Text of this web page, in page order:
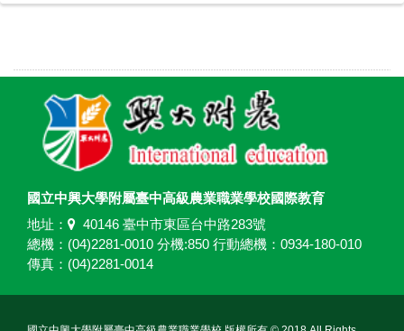
國立中興大學附屬臺中高級農業職業學校國際教育
地址：
40146 臺中市東區台中路283號
總機：(04)2281-0010 分機:850 行動總機：0934-180-010
傳真：(04)2281-0014